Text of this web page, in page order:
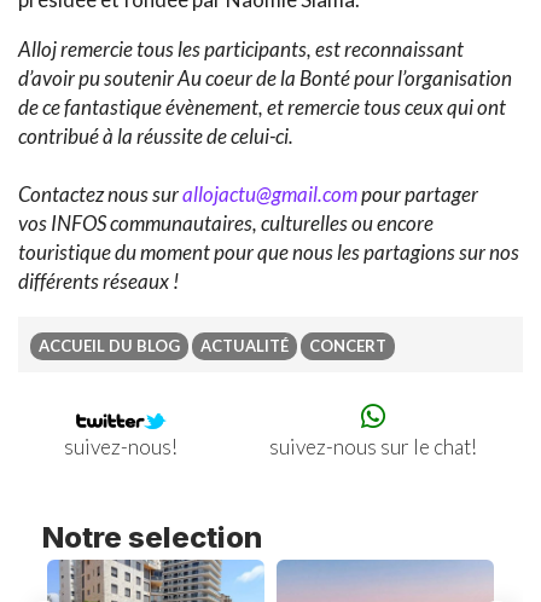
Alloj remercie tous les participants, est reconnaissant
d’avoir pu soutenir Au coeur de la Bonté pour l’organisation
de ce fantastique évènement, et remercie tous ceux qui ont
contribué à la réussite de celui-ci.
Contactez nous surallojactu@gmail.compour partager
vos INFOS communautaires, culturelles ou encore
touristique du moment pour que nous les partagions sur nos
différents réseaux !
ACCUEIL DU BLOG ACTUALITÉ CONCERT
suivez-nous! suivez-nous sur le chat!
Notre selection
Previous